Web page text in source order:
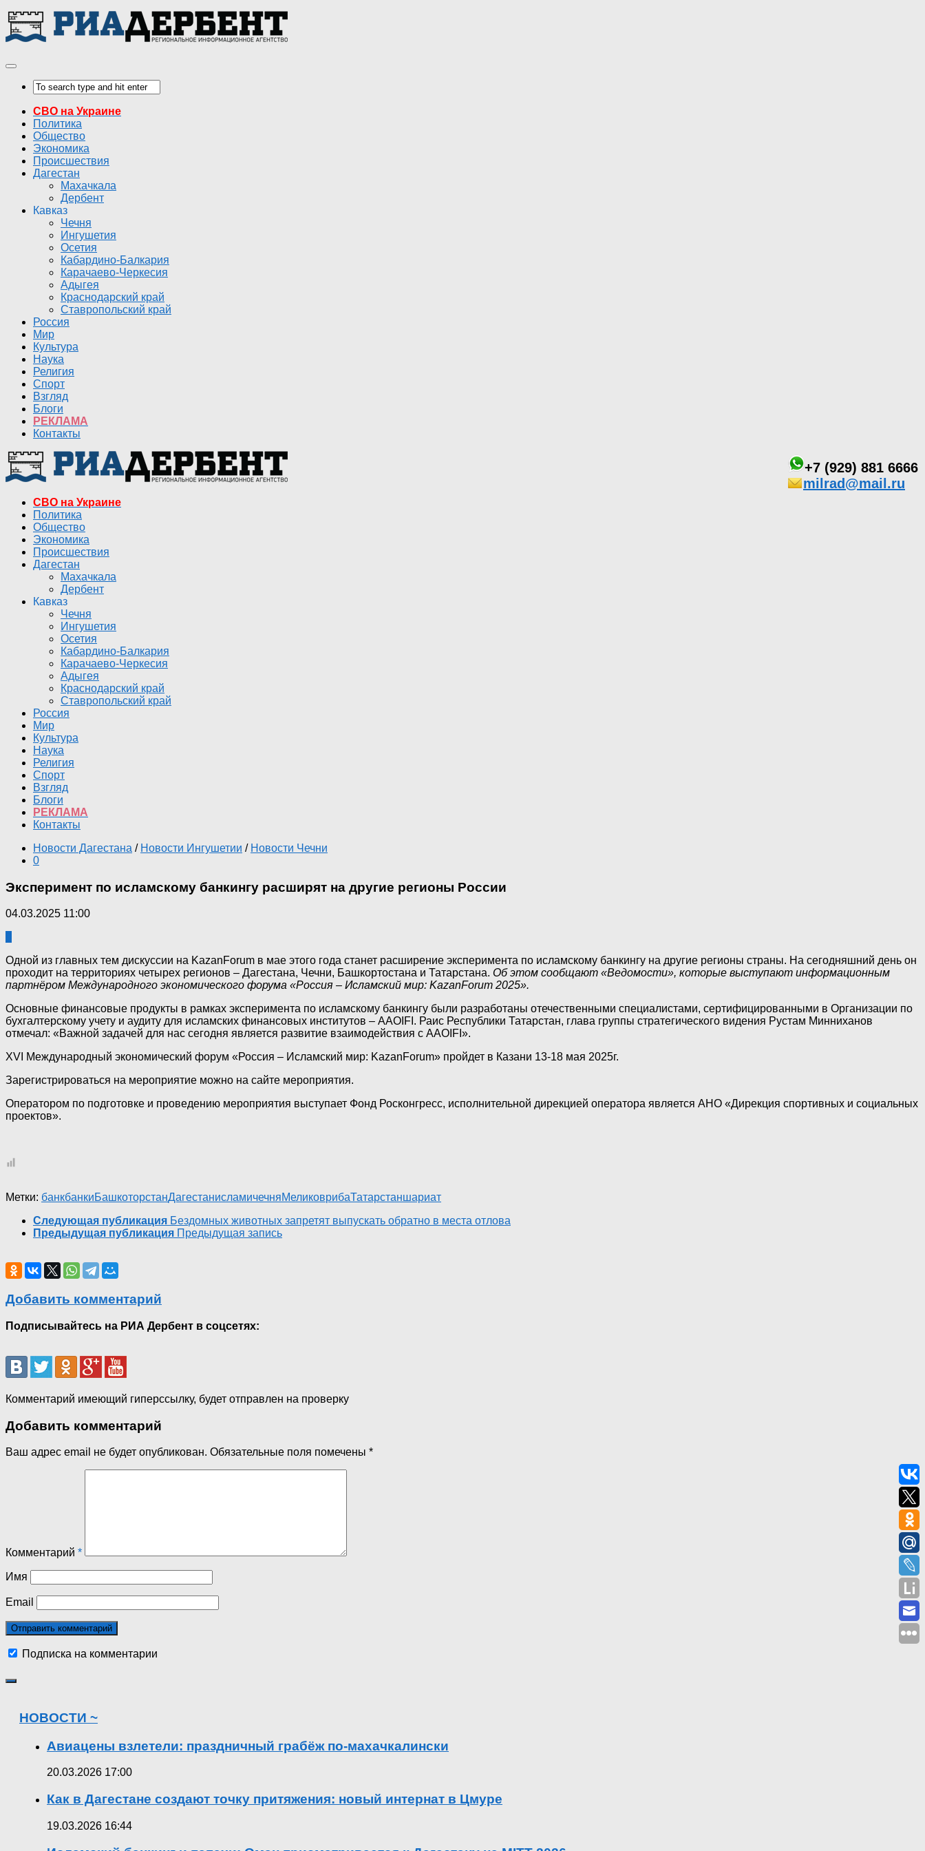
СВО на Украине
Политика
Общество
Экономика
Происшествия
Дагестан
Махачкала
Дербент
Кавказ
Чечня
Ингушетия
Осетия
Кабардино-Балкария
Карачаево-Черкесия
Адыгея
Краснодарский край
Ставропольский край
Россия
Мир
Культура
Наука
Религия
Спорт
Взгляд
Блоги
РЕКЛАМА
Контакты
+7 (929) 881 6666
milrad@mail.ru
СВО на Украине
Политика
Общество
Экономика
Происшествия
Дагестан
Махачкала
Дербент
Кавказ
Чечня
Ингушетия
Осетия
Кабардино-Балкария
Карачаево-Черкесия
Адыгея
Краснодарский край
Ставропольский край
Россия
Мир
Культура
Наука
Религия
Спорт
Взгляд
Блоги
РЕКЛАМА
Контакты
Новости Дагестана / Новости Ингушетии / Новости Чечни
0
Эксперимент по исламскому банкингу расширят на другие регионы России
04.03.2025 11:00
Одной из главных тем дискуссии на KazanForum в мае этого года станет расширение эксперимента по исламскому банкингу на другие регионы страны. На сегодняшний день он
проходит на территориях четырех регионов – Дагестана, Чечни, Башкортостана и Татарстана. Об этом сообщают «Ведомости», которые выступают информационным
партнёром Международного экономического форума «Россия – Исламский мир: KazanForum 2025».
Основные финансовые продукты в рамках эксперимента по исламскому банкингу были разработаны отечественными специалистами, сертифицированными в Организации по
бухгалтерскому учету и аудиту для исламских финансовых институтов – AAOIFI. Раис Республики Татарстан, глава группы стратегического видения Рустам Минниханов
отмечал: «Важной задачей для нас сегодня является развитие взаимодействия с AAOIFI».
XVI Международный экономический форум «Россия – Исламский мир: KazanForum» пройдет в Казани 13-18 мая 2025г.
Зарегистрироваться на мероприятие можно на сайте мероприятия.
Оператором по подготовке и проведению мероприятия выступает Фонд Росконгресс, исполнительной дирекцией оператора является АНО «Дирекция спортивных и социальных
проектов».
Метки: банкбанкиБашкоторстанДагестанисламичечняМеликоврибаТатарстаншариат
Следующая публикация Бездомных животных запретят выпускать обратно в места отлова
Предыдущая публикация Предыдущая запись
Добавить комментарий
Подписывайтесь на РИА Дербент в соцсетях:
Комментарий имеющий гиперссылку, будет отправлен на проверку
Добавить комментарий
Ваш адрес email не будет опубликован. Обязательные поля помечены *
Комментарий *
Имя
Email
Подписка на комментарии
НОВОСТИ ~
Авиацены взлетели: праздничный грабёж по-махачкалински
20.03.2026 17:00
Как в Дагестане создают точку притяжения: новый интернат в Цмуре
19.03.2026 16:44